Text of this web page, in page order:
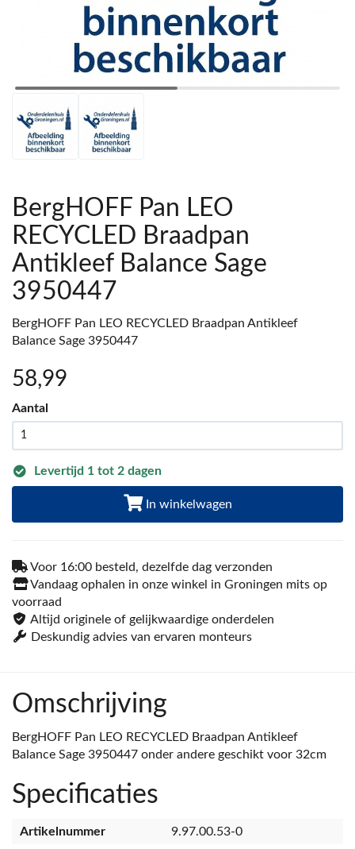
BergHOFF Pan LEO
RECYCLED Braadpan
Antikleef Balance Sage
3950447
BergHOFF Pan LEO RECYCLED Braadpan Antikleef
Balance Sage 3950447
58,99
Aantal
Levertijd 1 tot 2 dagen
In winkelwagen
Voor 16:00 besteld, dezelfde dag verzonden
Vandaag ophalen in onze winkel in Groningen mits op
voorraad
Altijd originele of gelijkwaardige onderdelen
Deskundig advies van ervaren monteurs
Omschrijving
BergHOFF Pan LEO RECYCLED Braadpan Antikleef
Balance Sage 3950447 onder andere geschikt voor 32cm
Specificaties
Artikelnummer
9.97.00.53-0